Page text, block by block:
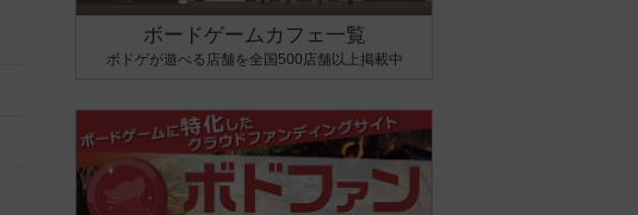
ボードゲームカフェ一覧
ボドゲが遊べる店舗を全国500店舗以上掲載中